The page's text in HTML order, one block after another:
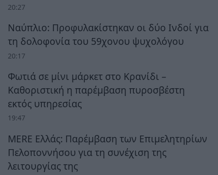
20:27
Ναύπλιο: Προφυλακίστηκαν οι δύο Ινδοί για
τη δολοφονία του 59χονου ψυχολόγου
20:17
Φωτιά σε μίνι μάρκετ στο Κρανίδι –
Καθοριστική η παρέμβαση πυροσβέστη
εκτός υπηρεσίας
19:47
MERE Ελλάς: Παρέμβαση των Επιμελητηρίων
Πελοποννήσου για τη συνέχιση της
λειτουργίας της